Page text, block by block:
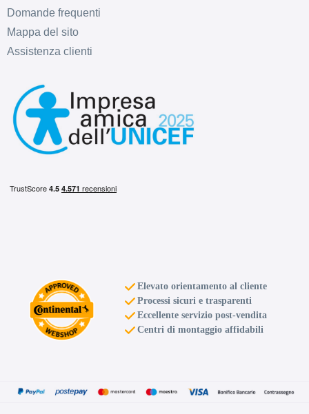
E C 71db
Domande frequenti
Mappa del sito
Assistenza clienti
Elevato orientamento al cliente
Processi sicuri e trasparenti
Eccellente servizio post-vendita
Centri di montaggio affidabili